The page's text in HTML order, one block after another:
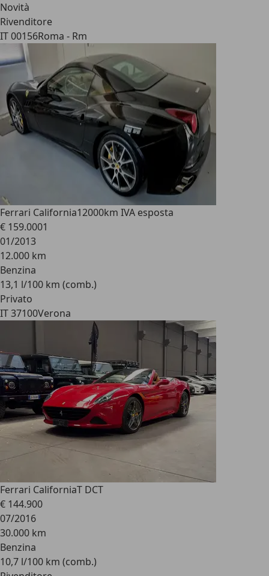
Novità
Rivenditore
IT 00156Roma - Rm
Ferrari California12000km IVA esposta
€ 159.0001
01/2013
12.000 km
Benzina
13,1 l/100 km (comb.)
Privato
IT 37100Verona
Ferrari CaliforniaT DCT
€ 144.900
07/2016
30.000 km
Benzina
10,7 l/100 km (comb.)